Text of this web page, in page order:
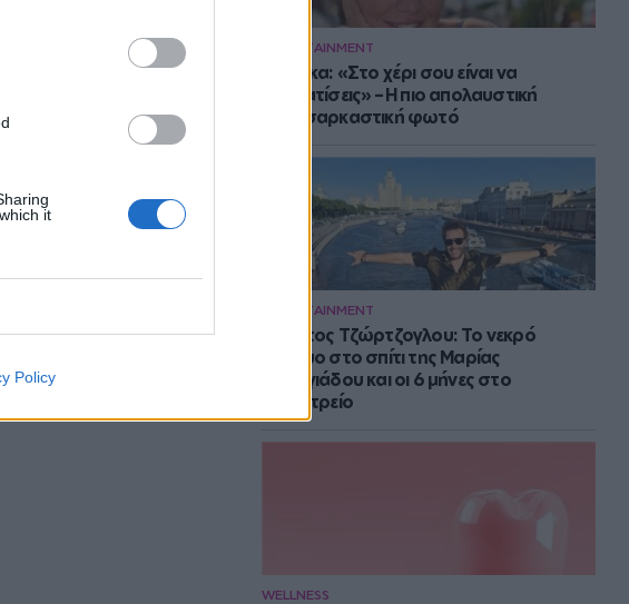
it
Policy
ENTERTAINMENT
Μπάρκα: «Στο χέρι σου είναι να
αδυνατίσεις» – Η πιο απολαυστική
αυτοσαρκαστική φωτό
ENTERTAINMENT
Στράτος Τζώρτζογλου: Το νεκρό
έμβρυο στο σπίτι της Μαρίας
Γεωργιάδου και οι 6 μήνες στο
ψυχιατρείο
WELLNESS